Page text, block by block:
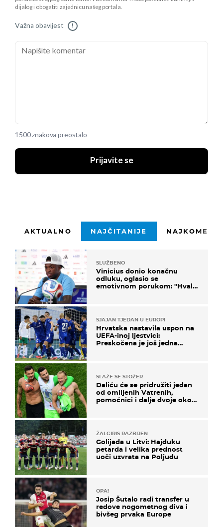
dijalog i obogatiti zajednicu našeg portala.
Važna obavijest !
1500 znakova preostalo
Prijavite se
AKTUALNO NAJČITANIJE
SLUŽBENO
Vinicius donio konačnu
odluku, oglasio se
emotivnom porukom: "Hvala
SJAJAN TJEDAN U EUROPI
Hrvatska nastavila uspon na
UEFA-inoj ljestvici:
Preskočena je još jedna
SLAŽE SE STOŽER
Daliću će se pridružiti jedan
od omiljenih Vatrenih,
pomoćnici i dalje dvoje oko
ŽALGIRIS RAZBIJEN
Golijada u Litvi: Hajduku
petarda i velika prednost
uoči uzvrata na Poljudu
OPA!
Josip Šutalo radi transfer u
redove nogometnog diva i
bivšeg prvaka Europe